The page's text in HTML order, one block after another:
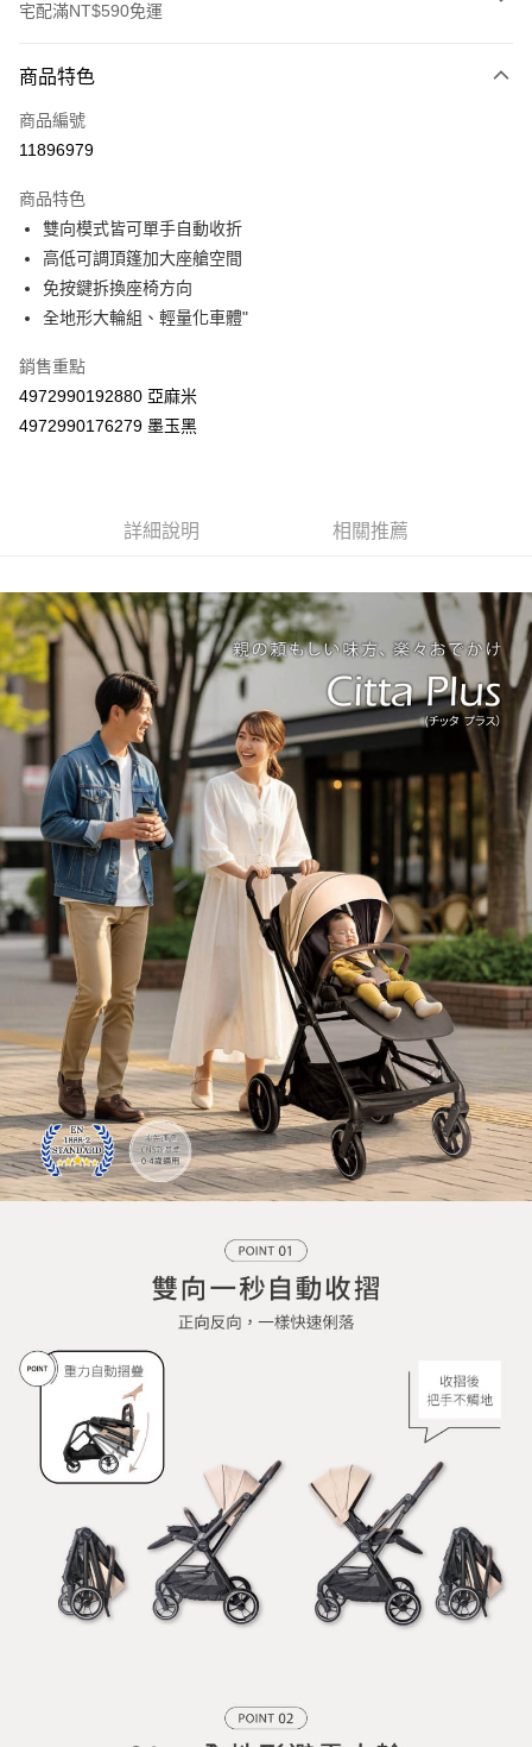
宅配滿NT$590免運
信用卡一次付款
LINE Pay
街口支付
悠遊付
Google Pay
AFTEE先享後付
AFTEE先享後付是「在收到商品之後才付款」的支付方式。 讓您購物簡單
３．安心：先確認商品／服務後，再付款。
結帳頁面，進行簡訊認證並確認金額後，即可完成結帳。
２．訂單成立數日內，您將收到繳費通知簡訊。
３．收到繳費通知簡訊後14天內，點擊此簡訊中的連結，可透過四大超商／
ATM／網路銀行／等多元方式進行付款，方視為交易完成。
※ 請注意：結帳手續完成當下不需立刻繳費，但若您需要取消訂單，請聯絡
購買商品的店家。未經商家同意取消之訂單仍視為有效，需透過AFTEE先享
後付繳納相關費用。
※ 交易是否成功請以「AFTEE先享後付 」之結帳頁面顯示為準，若有關於
是否繳費成功／繳費後需取消欲退款等相關疑問，請聯繫「AFTEE先享後付
客戶支援中心」 https://netprotections.freshdesk.com/support/home
【注意事項】
１．透過由恩沛科技股份有限公司提供之「AFTEE先享後付」服務完成之交
易，需依本服務之必要範圍內提供個人資料，並將交易相關給付款項請求債
權轉讓予恩沛科技股份有限公司。
２．關於個人資料處理事宜，請瀏覽以下網址：
https://aftee.tw/terms/#terms3
３．未成年的使用者請事先徵得法定代理人或監護人之同意方可使用
「AFTEE先享後付」，若未經同意申辦者引起之損失，本公司不負相關責
４．使用「AFTEE先享後付」時，將依據個別帳號之用戶狀況，依本公司即
時審查核予不同之上限額度；若仍有額度不足之情形，本公司將視審查結果
請求用戶進行身份認證。
５．嚴禁一人註冊多個帳號或使用他人資訊註冊。若發現惡意使用之情形，
恩沛科技股份有限公司將有權停止該用戶之使用額度並採取法律行動。
ATM付款
離島宅配
每筆NT$150，滿NT$890(含以上)免運費
商品特色
商品編號
11896979
商品特色
雙向模式皆可單手自動收折
高低可調頂篷加大座艙空間
免按鍵拆換座椅方向
全地形大輪組、輕量化車體"
銷售重點
4972990192880 亞麻米
4972990176279 墨玉黑
詳細說明 相關推薦